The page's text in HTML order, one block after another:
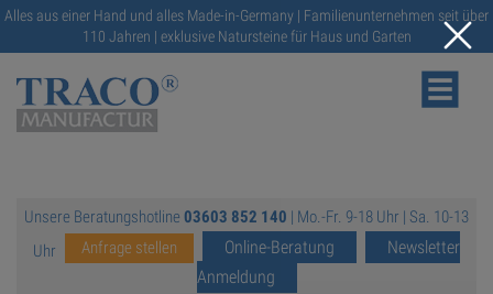
Alles aus einer Hand und alles Made-in-Germany | Familienunternehmen seit über
110 Jahren | exklusive Natursteine für Haus und Garten
NATURSTEINE
Unsere Beratungshotline 03603 852 140 | Mo.-Fr. 9-18 Uhr | Sa. 10-13
Uhr
Anfrage stellen Online-Beratung
Newsletter
Anmeldung